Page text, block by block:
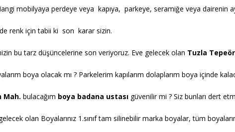
mobilyaya perdeye veya kapıya, parkeye, seramiğe veya dairenin
renk için tabii ki son karar sizin.
bu tarz düşüncelerine son veriyoruz. Eve gelecek olan Tuzla
boya olacak mı ? Parkelerim kapılarım dolaplarım boya içinde
Mah. bulacağım boya badana ustası güvenilir mi ? Siz bunları dert
olan Boyalarınız 1.sınıf tam silinebilir marka boyalar, tüm